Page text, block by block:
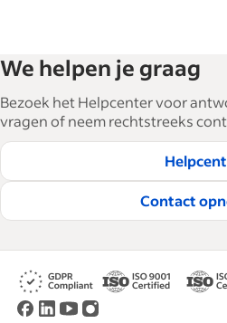
We helpen je graag
Bezoek het Helpcenter voor
vragen of neem rechtstreeks
Contact